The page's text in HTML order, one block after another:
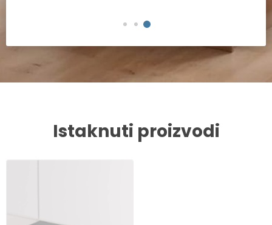
Istaknuti proizvodi